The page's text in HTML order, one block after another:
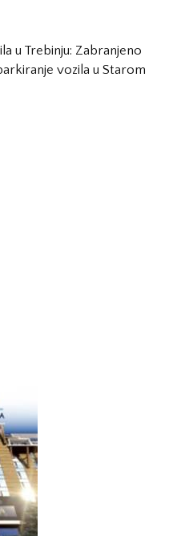
u Trebinju: Zabranjeno
vozila u Starom